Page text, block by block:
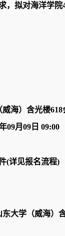
拟对海洋学院
威海）含光楼618
09月09日 09:00
(详见报名流程)
东大学（威海）